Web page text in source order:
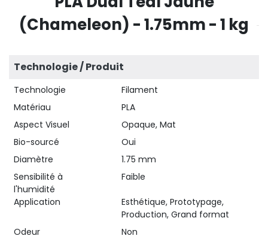
(Chameleon) - 1.75mm - 1 kg
Technologie / Produit
Technologie
Filament
Matériau
PLA
Aspect Visuel
Opaque, Mat
Bio-sourcé
Oui
Diamètre
1.75 mm
Sensibilité à
l'humidité
Faible
Application
Esthétique, Prototypage,
Production, Grand format
Odeur
Non